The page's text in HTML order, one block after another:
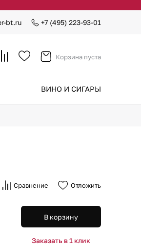
bt.ru +7 (495) 223-93-01
Корзина пуста
ВИНО И СИГАРЫ
Сравнение Отложить
В корзину
Заказать в 1 клик